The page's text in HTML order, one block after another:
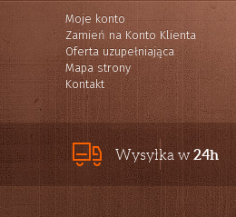
Moje konto
Zamień na Konto Klienta
Oferta uzupełniająca
Mapa strony
Kontakt
Wysyłka w 24h